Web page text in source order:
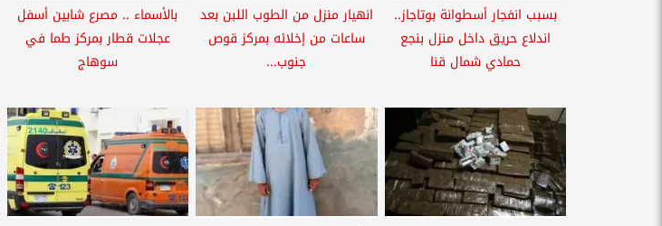
بسبب انفجار أسطوانة بوتاجاز..
اندلاع حريق داخل منزل بنجع
حمادي شمال قنا
انهيار منزل من الطوب اللبن بعد
ساعات من إخلائه بمركز قوص
جنوب...
بالأسماء .. مصرع شابين أسفل
عجلات قطار بمركز طما في
سوهاج